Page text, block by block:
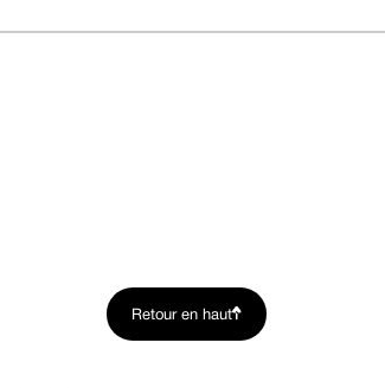
Retour en haut